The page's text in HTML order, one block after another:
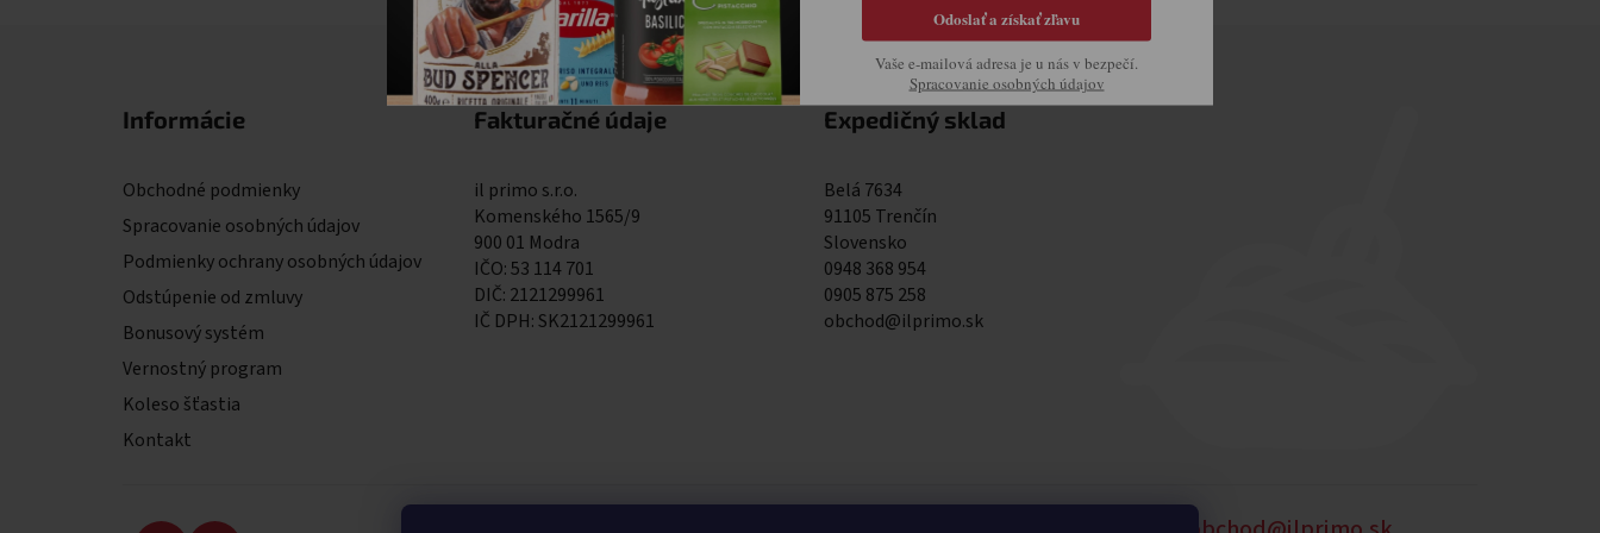
Informácie
Obchodné podmienky
Spracovanie osobných údajov
Podmienky ochrany osobných údajov
Odstúpenie od zmluvy
Bonusový systém
Vernostný program
Koleso šťastia
Kontakt
Fakturačné údaje
il primo s.r.o.
Komenského 1565/9
900 01 Modra
IČO: 53 114 701
DIČ: 2121299961
IČ DPH: SK2121299961
Expedičný sklad
Belá 7634
91105 Trenčín
Slovensko
0948 368 954
0905 875 258
obchod@ilprimo.sk
Odoslať a získať zľavu
Vaše e-mailová adresa je u nás v bezpečí.
Spracovanie osobných údajov